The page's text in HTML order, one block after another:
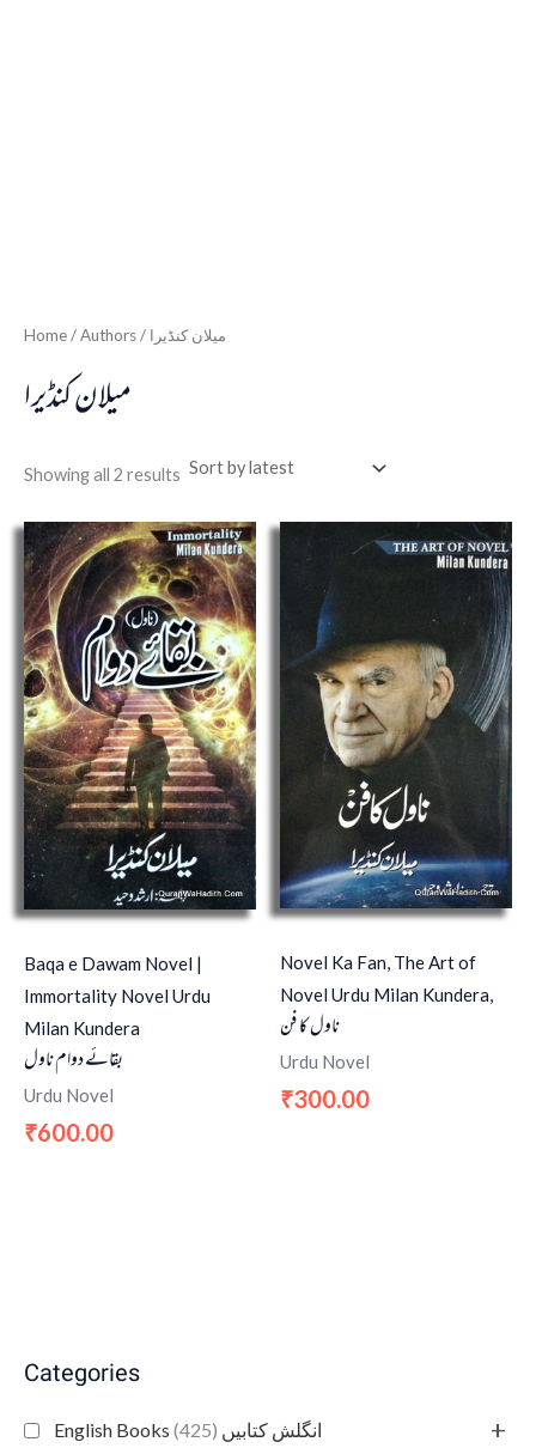
Categories
English Books انگلش کتابیں (425) +
Home / Authors / میلان کنڈیرا
میلان کنڈیرا
Showing all 2 results
Baqa e Dawam Novel |
Immortality Novel Urdu
Milan Kundera
بقائے دوام ناول
Urdu Novel
₹600.00
Novel Ka Fan, The Art of
Novel Urdu Milan Kundera,
ناول کا فن
Urdu Novel
₹300.00